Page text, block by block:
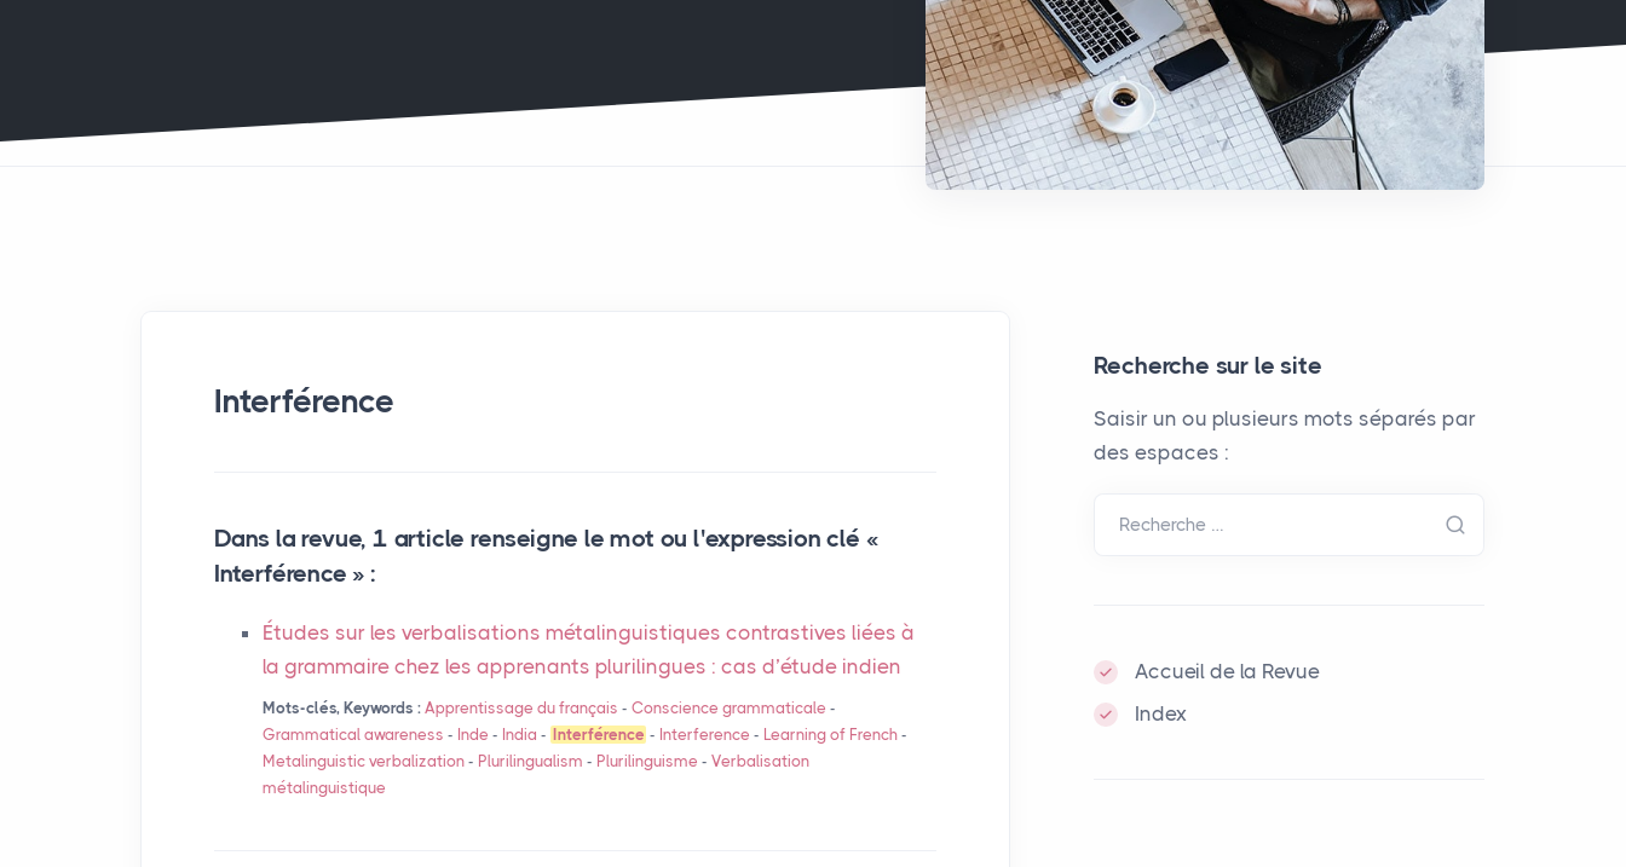
Interférence
Dans la revue, 1 article renseigne le mot ou l'expression clé «
Interférence » :
Études sur les verbalisations métalinguistiques contrastives liées à
la grammaire chez les apprenants plurilingues : cas d’étude indien
Mots-clés, Keywords : Apprentissage du français - Conscience grammaticale -
Grammatical awareness - Inde - India - Interférence - Interference - Learning of French -
Metalinguistic verbalization - Plurilingualism - Plurilinguisme - Verbalisation
métalinguistique
Recherche sur le site
Saisir un ou plusieurs mots séparés par
des espaces :
Recherche …
Accueil de la Revue
Index